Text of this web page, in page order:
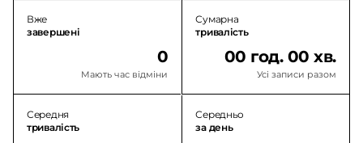
Вже
завершені
0
Мають час відміни
Сумарна
тривалість
00 год. 00 хв.
Усі записи разом
Середня
тривалість
Середньо
за день